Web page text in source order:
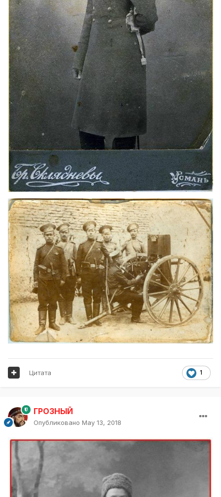
1
Цитата
ГРОЗНЫЙ
Опубликовано May 13, 2018